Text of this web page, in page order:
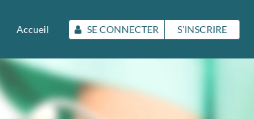
Accueil SE CONNECTER S'INSCRIRE